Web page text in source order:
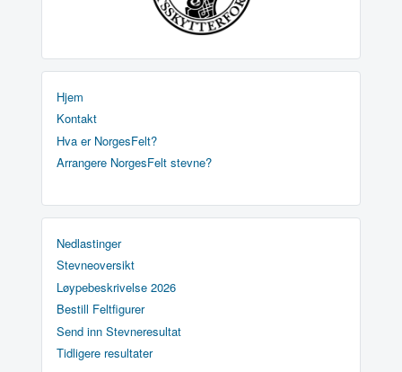
Hjem
Kontakt
Hva er NorgesFelt?
Arrangere NorgesFelt stevne?
Nedlastinger
Stevneoversikt
Løypebeskrivelse 2026
Bestill Feltfigurer
Send inn Stevneresultat
Tidligere resultater